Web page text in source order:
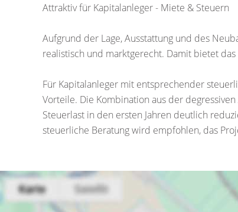
Attraktiv für Kapitalanleger - Miete & Steuern
Aufgrund der Lage, Ausstattung und des
realistisch und marktgerecht. Damit bietet
Für Kapitalanleger mit entsprechender
Vorteile. Die Kombination aus der
Steuerlast in den ersten Jahren deutlich
steuerliche Beratung wird empfohlen, das